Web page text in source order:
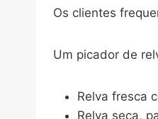
Os clientes
Um picador de
Relva fresca
Relva seca,